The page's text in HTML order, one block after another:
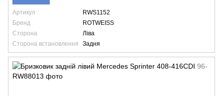
Артикул
RWS1152
Бренд
ROTWEISS
Сторона
Ліва
Сторона встановлення
Задня